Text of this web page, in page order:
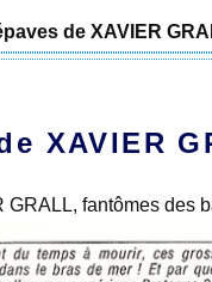
de XAVIER
XAVIER
GRALL, fantômes des